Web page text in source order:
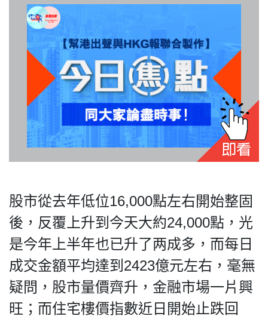
股市從去年低位16,000點左右開始整固
後，反覆上升到今天大約24,000點，光
是今年上半年也已升了两成多，而每日
成交金額平均達到2423億元左右，毫無
疑問，股市量價齊升，金融市場一片興
旺；而住宅樓價指數近日開始止跌回